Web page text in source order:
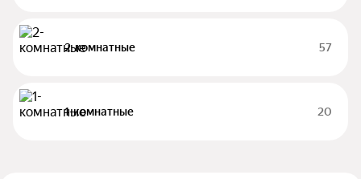
2-комнатные 57
1-комнатные 20